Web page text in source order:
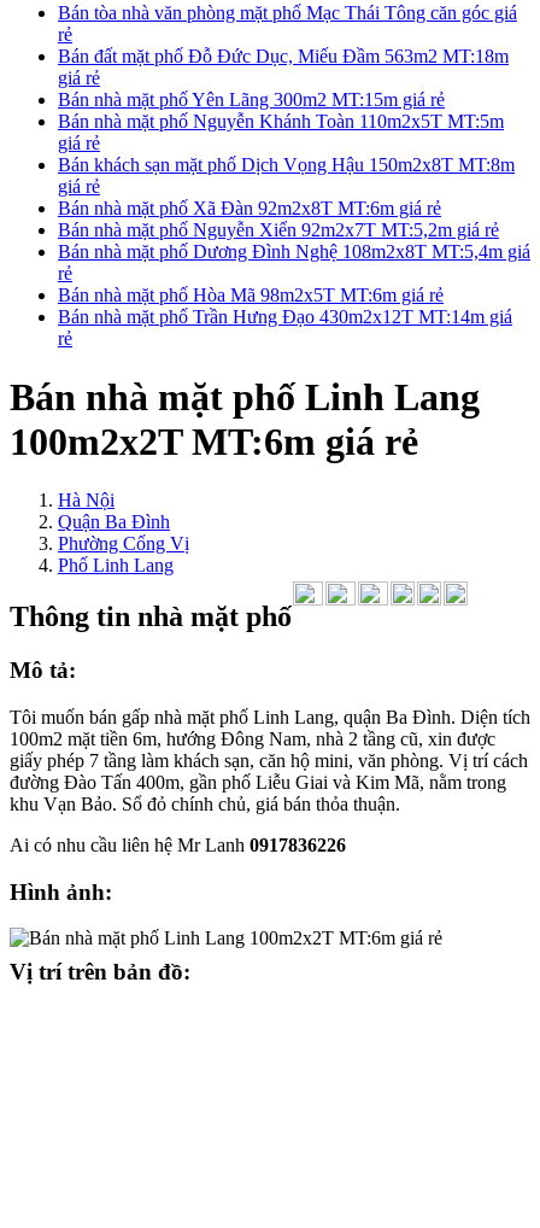
Bán tòa nhà văn phòng mặt phố Mạc Thái Tông căn góc giá
rẻ
Bán đất mặt phố Đỗ Đức Dục, Miếu Đầm 563m2 MT:18m
giá rẻ
Bán nhà mặt phố Yên Lãng 300m2 MT:15m giá rẻ
Bán nhà mặt phố Nguyễn Khánh Toàn 110m2x5T MT:5m
giá rẻ
Bán khách sạn mặt phố Dịch Vọng Hậu 150m2x8T MT:8m
giá rẻ
Bán nhà mặt phố Xã Đàn 92m2x8T MT:6m giá rẻ
Bán nhà mặt phố Nguyễn Xiển 92m2x7T MT:5,2m giá rẻ
Bán nhà mặt phố Dương Đình Nghệ 108m2x8T MT:5,4m giá
rẻ
Bán nhà mặt phố Hòa Mã 98m2x5T MT:6m giá rẻ
Bán nhà mặt phố Trần Hưng Đạo 430m2x12T MT:14m giá
rẻ
Bán nhà mặt phố Linh Lang
100m2x2T MT:6m giá rẻ
Hà Nội
Quận Ba Đình
Phường Cống Vị
Phố Linh Lang
Thông tin nhà mặt phố
Mô tả:
Tôi muốn bán gấp nhà mặt phố Linh Lang, quận Ba Đình. Diện tích
100m2 mặt tiền 6m, hướng Đông Nam, nhà 2 tầng cũ, xin được
giấy phép 7 tầng làm khách sạn, căn hộ mini, văn phòng. Vị trí cách
đường Đào Tấn 400m, gần phố Liễu Giai và Kim Mã, nằm trong
khu Vạn Bảo. Sổ đỏ chính chủ, giá bán thỏa thuận.
Ai có nhu cầu liên hệ Mr Lanh 0917836226
Hình ảnh:
Vị trí trên bản đồ: